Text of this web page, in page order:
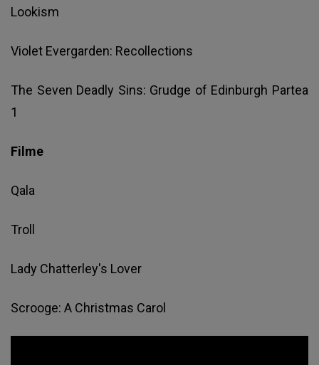
Lookism
Violet Evergarden: Recollections
The Seven Deadly Sins: Grudge of Edinburgh Partea
1
Filme
Qala
Troll
Lady Chatterley's Lover
Scrooge: A Christmas Carol